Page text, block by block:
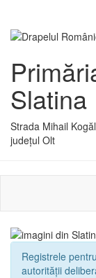
Slatina
Strada Mihail
județul Olt
Registrele
autorității